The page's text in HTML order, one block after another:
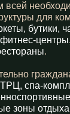
всей
для
бутики,
фитнес-
.
спа-
зоны отдыха